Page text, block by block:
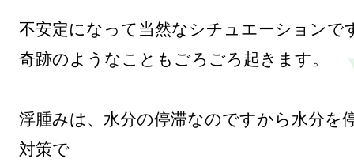
不安定になって当然なシチュエーションで
奇跡のようなこともごろごろ起きます。
浮腫みは、水分の停滞なのですから水分を
対策で